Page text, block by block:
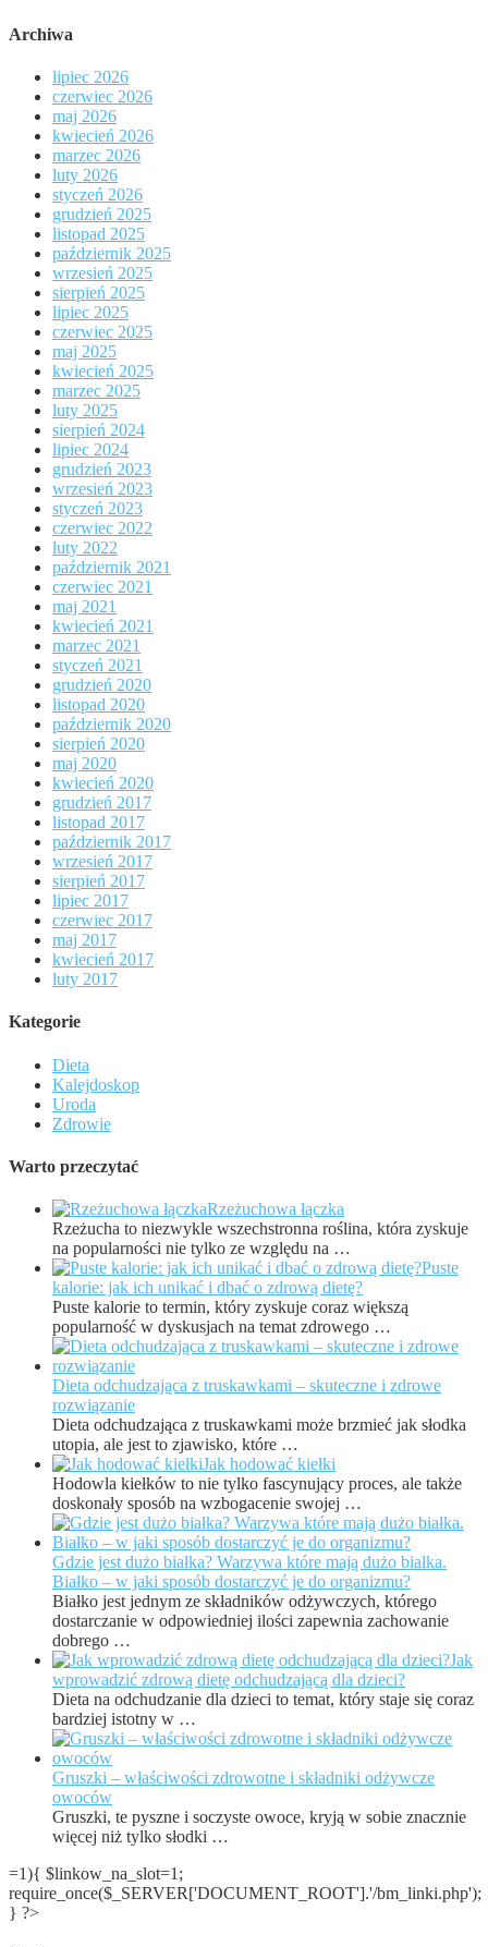
Archiwa
lipiec 2026
czerwiec 2026
maj 2026
kwiecień 2026
marzec 2026
luty 2026
styczeń 2026
grudzień 2025
listopad 2025
październik 2025
wrzesień 2025
sierpień 2025
lipiec 2025
czerwiec 2025
maj 2025
kwiecień 2025
marzec 2025
luty 2025
sierpień 2024
lipiec 2024
grudzień 2023
wrzesień 2023
styczeń 2023
czerwiec 2022
luty 2022
październik 2021
czerwiec 2021
maj 2021
kwiecień 2021
marzec 2021
styczeń 2021
grudzień 2020
listopad 2020
październik 2020
sierpień 2020
maj 2020
kwiecień 2020
grudzień 2017
listopad 2017
październik 2017
wrzesień 2017
sierpień 2017
lipiec 2017
czerwiec 2017
maj 2017
kwiecień 2017
luty 2017
Kategorie
Dieta
Kalejdoskop
Uroda
Zdrowie
Warto przeczytać
Rzeżuchowa łączka
Rzeżucha to niezwykle wszechstronna roślina, która zyskuje
na popularności nie tylko ze względu na …
Puste
kalorie: jak ich unikać i dbać o zdrową dietę?
Puste kalorie to termin, który zyskuje coraz większą
popularność w dyskusjach na temat zdrowego …
Dieta odchudzająca z truskawkami – skuteczne i zdrowe
rozwiązanie
Dieta odchudzająca z truskawkami może brzmieć jak słodka
utopia, ale jest to zjawisko, które …
Jak hodować kiełki
Hodowla kiełków to nie tylko fascynujący proces, ale także
doskonały sposób na wzbogacenie swojej …
Gdzie jest dużo białka? Warzywa które mają dużo białka.
Białko – w jaki sposób dostarczyć je do organizmu?
Białko jest jednym ze składników odżywczych, którego
dostarczanie w odpowiedniej ilości zapewnia zachowanie
dobrego …
Jak
wprowadzić zdrową dietę odchudzającą dla dzieci?
Dieta na odchudzanie dla dzieci to temat, który staje się coraz
bardziej istotny w …
Gruszki – właściwości zdrowotne i składniki odżywcze
owoców
Gruszki, te pyszne i soczyste owoce, kryją w sobie znacznie
więcej niż tylko słodki …
=1){ $linkow_na_slot=1;
require_once($_SERVER['DOCUMENT_ROOT'].'/bm_linki.php');
} ?>